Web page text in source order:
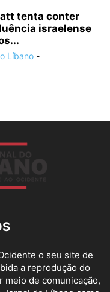
tenta conter
israelense
Líbano -
o seu site de
a reprodução do
meio de comunicação,